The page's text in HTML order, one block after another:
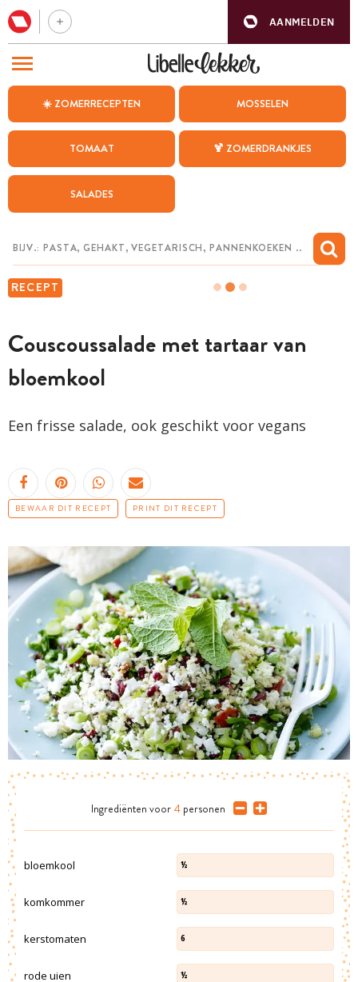
AANMELDEN
☀️ ZOMERRECEPTEN MOSSELEN
TOMAAT 🍹 ZOMERDRANKJES
SALADES
RECEPT
Couscoussalade met tartaar van
bloemkool
Een frisse salade, ook geschikt voor vegans
BEWAAR DIT RECEPT PRINT DIT RECEPT
Ingrediënten voor 4 personen
bloemkool ½
komkommer ½
kerstomaten 6
rode uien ½
BEZOEK ONZE ANDERE WEBSITES
WEEKMENU
CHAT MET MAIA
MIJN BEWAARDE RECEPTEN